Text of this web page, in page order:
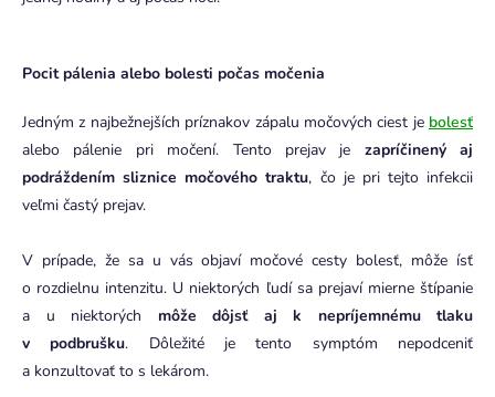
Pocit pálenia alebo bolesti počas močenia
Jedným z najbežnejších príznakov zápalu močových ciest je bolesť
alebo pálenie pri močení. Tento prejav je zapríčinený aj
podráždením sliznice močového traktu, čo je pri tejto infekcii
veľmi častý prejav.
V prípade, že sa u vás objaví močové cesty bolesť, môže ísť
o rozdielnu intenzitu. U niektorých ľudí sa prejaví mierne štípanie
a u niektorých môže dôjsť aj k nepríjemnému tlaku
v podbrušku. Dôležité je tento symptóm nepodceniť
a konzultovať to s lekárom.